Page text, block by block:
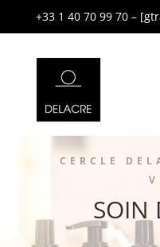
+33 1 40 70 99 70 –
CERCLE
SOIN